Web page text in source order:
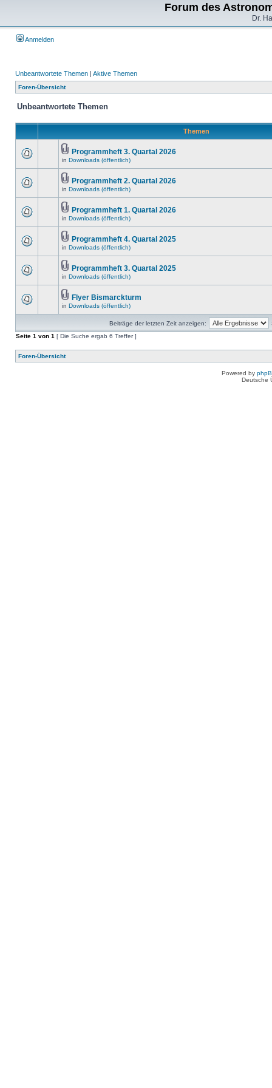
Forum des
Dr.
Anmelden
Unbeantwortete Themen | Aktive Themen
Foren-Übersicht
Unbeantwortete Themen
Themen
Programmheft 3. Quartal 2026
in Downloads (öffentlich)
Programmheft 2. Quartal 2026
in Downloads (öffentlich)
Programmheft 1. Quartal 2026
in Downloads (öffentlich)
Programmheft 4. Quartal 2025
in Downloads (öffentlich)
Programmheft 3. Quartal 2025
in Downloads (öffentlich)
Flyer Bismarckturm
in Downloads (öffentlich)
Beiträge der letzten Zeit anzeigen:
Seite 1 von 1 [ Die Suche ergab 6 Treffer ]
Foren-Übersicht
Powered by
Deutsche